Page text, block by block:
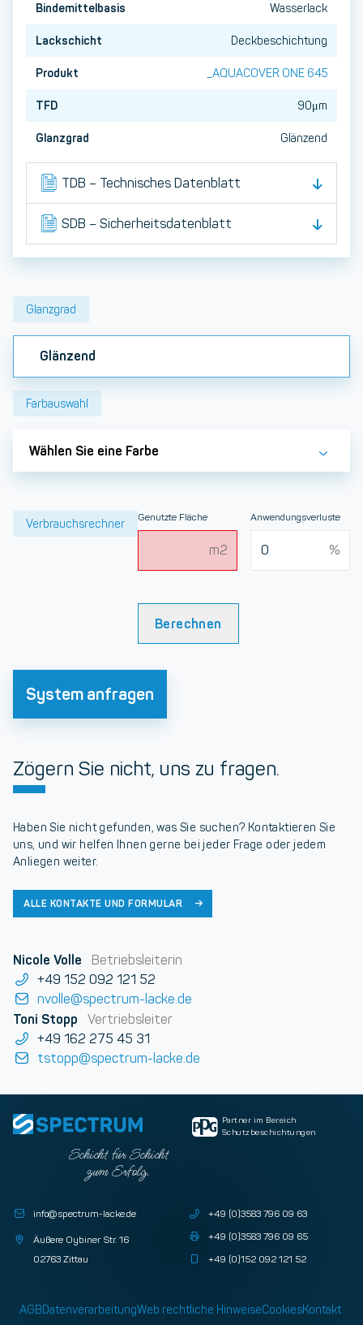
Bindemittelbasis Wasserlack
Lackschicht Deckbeschichtung
Produkt _AQUACOVER ONE 645
TFD 90μm
Glanzgrad Glänzend
TDB – Technisches Datenblatt
SDB – Sicherheitsdatenblatt
Glanzgrad
Glänzend
Farbauswahl
Wählen Sie eine Farbe
Verbrauchsrechner Genutzte Fläche Anwendungsverluste
Berechnen
System anfragen
Zögern Sie nicht, uns zu fragen.
Haben Sie nicht gefunden, was Sie suchen? Kontaktieren Sie
uns, und wir helfen Ihnen gerne bei jeder Frage oder jedem
Anliegen weiter.
ALLE KONTAKTE UND FORMULAR
Nicole Volle
Betriebsleiterin
+49 152 092 121 52
nvolle@spectrum-lacke.de
Toni Stopp
Vertriebsleiter
+49 162 275 45 31
tstopp@spectrum-lacke.de
Schicht für Schicht
zum Erfolg.
Partner im Bereich
Schutzbeschichtungen
info@spectrum-lacke.de
Äußere Oybiner Str. 16
02763 Zittau
+49 (0)3583 796 09 63
+49 (0)3583 796 09 65
+49 (0)152 092 121 52
AGBDatenverarbeitungWeb rechtliche HinweiseCookiesKontakt